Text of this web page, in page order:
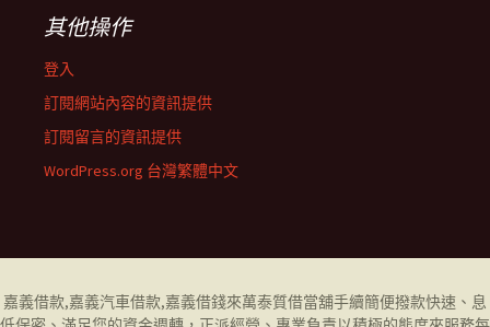
其他操作
登入
訂閱網站內容的資訊提供
訂閱留言的資訊提供
WordPress.org 台灣繁體中文
嘉義借款,嘉義汽車借款,嘉義借錢來萬泰質借當舖手續簡便撥款快速、息